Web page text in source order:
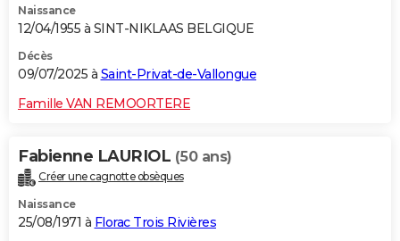
COPAINS D'AVANT
S'inscrire
Se connecter
Lycées
Collèges
Primaires
Universités
Entreprises
Service militaire
Avis de recherche
AVIS DE DÉCÈS
Naissance
12/04/1955 à SINT-NIKLAAS BELGIQUE
Décès
09/07/2025 à Saint-Privat-de-Vallongue
Famille VAN REMOORTERE
Fabienne LAURIOL (50 ans)
Créer une cagnotte obsèques
Naissance
25/08/1971 à Florac Trois Rivières